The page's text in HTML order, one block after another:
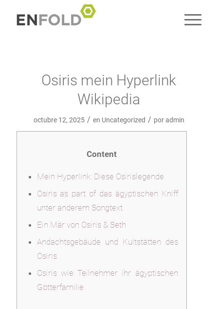
Osiris mein Hyperlink
Wikipedia
octubre 12, 2025 / en Uncategorized / poradmin
Content
Mein Hyperlink: Diese Osirislegende
Osiris as part of das ägyptischen Kniff
unter anderem Songtext
Ein Mär von Osiris & Seth
Andachtsgebäude und Kultstätten des
Osiris
Osiris wie Teilnehmer ihr ägyptischen
Götterfamilie